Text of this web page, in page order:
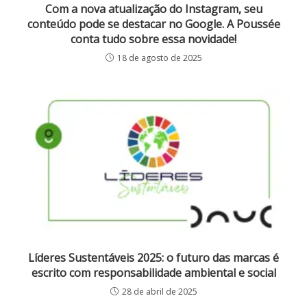
Com a nova atualização do Instagram, seu
conteúdo pode se destacar no Google. A Poussée
conta tudo sobre essa novidade!
18 de agosto de 2025
Líderes Sustentáveis 2025: o futuro das marcas é
escrito com responsabilidade ambiental e social
28 de abril de 2025